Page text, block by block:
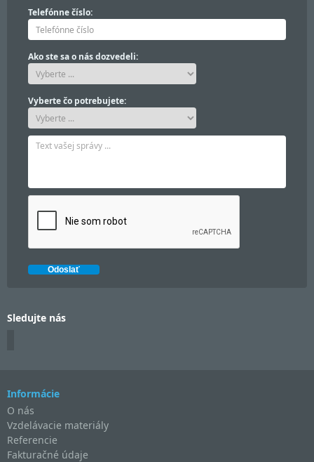
Telefónne číslo:
Ako ste sa o nás dozvedeli:
Vyberte čo potrebujete:
Sledujte nás
Informácie
O nás
Vzdelávacie materiály
Referencie
Fakturačné údaje